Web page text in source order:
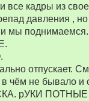
все кадры из
давления , но
и мы поднимаемся.
отпускает.
чём не бывало и
рУКИ